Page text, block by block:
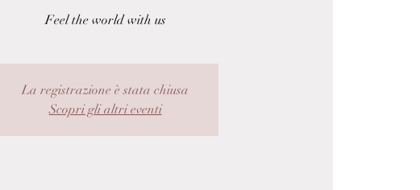
Feel the world with us
La registrazione è stata chiusa
Scopri gli altri eventi